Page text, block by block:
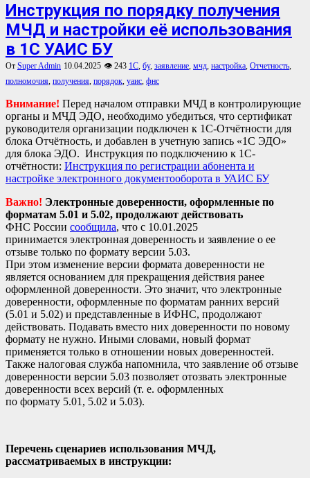
Инструкция по порядку получения
МЧД и настройки её использования
в 1С УАИС БУ
От Super Admin 10.04.2025 👁 243 1С, бу, заявление, мчд, настройка, Отчетность,
полномочия, получения, порядок, уаис, фнс
Внимание! Перед началом отправки МЧД в контролирующие
органы и МЧД ЭДО, необходимо убедиться, что сертификат
руководителя организации подключен к 1С-Отчётности для
блока Отчётность, и добавлен в учетную запись «1С ЭДО»
для блока ЭДО. Инструкция по подключению к 1С-
отчётности: Инструкция по регистрации абонента и
настройке электронного документооборота в УАИС БУ
Важно! Электронные доверенности, оформленные по
форматам 5.01 и 5.02, продолжают действовать
ФНС России сообщила, что с 10.01.2025
принимается электронная доверенность и заявление о ее
отзыве только по формату версии 5.03.
При этом изменение версии формата доверенности не
является основанием для прекращения действия ранее
оформленной доверенности. Это значит, что электронные
доверенности, оформленные по форматам ранних версий
(5.01 и 5.02) и представленные в ИФНС, продолжают
действовать. Подавать вместо них доверенности по новому
формату не нужно. Иными словами, новый формат
применяется только в отношении новых доверенностей.
Также налоговая служба напомнила, что заявление об отзыве
доверенности версии 5.03 позволяет отозвать электронные
доверенности всех версий (т. е. оформленных
по формату 5.01, 5.02 и 5.03).
Перечень сценариев использования МЧД,
рассматриваемых в инструкции: